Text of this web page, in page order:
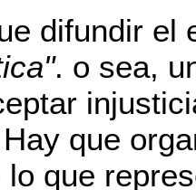
difundir el
. o sea,
que
que